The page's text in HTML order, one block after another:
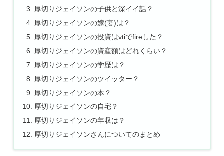
厚切りジェイソンの子供と深イイ話？
厚切りジェイソンの嫁(妻)は？
厚切りジェイソンの投資はvtiでfireした？
厚切りジェイソンの資産額はどれくらい？
厚切りジェイソンの学歴は？
厚切りジェイソンのツイッター？
厚切りジェイソンの本？
厚切りジェイソンの自宅？
厚切りジェイソンの年収は？
厚切りジェイソンさんについてのまとめ